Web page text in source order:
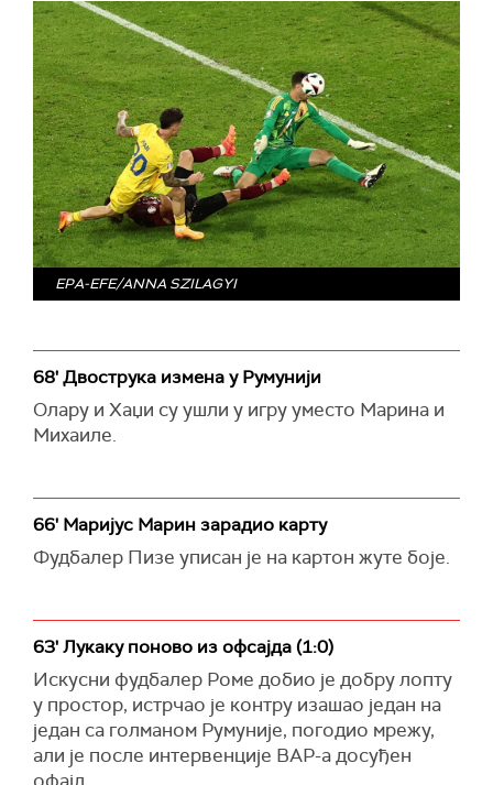
EPA-EFE/ANNA SZILAGYI
68' Двострука измена у Румунији
Олару и Хаџи су ушли у игру уместо Марина и
Михаиле.
66' Маријус Марин зарадио карту
Фудбалер Пизе уписан је на картон жуте боје.
63' Лукаку поново из офсајда (1:0)
Искусни фудбалер Роме добио је добру лопту
у простор, истрчао је контру изашао један на
један са голманом Румуније, погодио мрежу,
али је после интервенције ВАР-а досуђен